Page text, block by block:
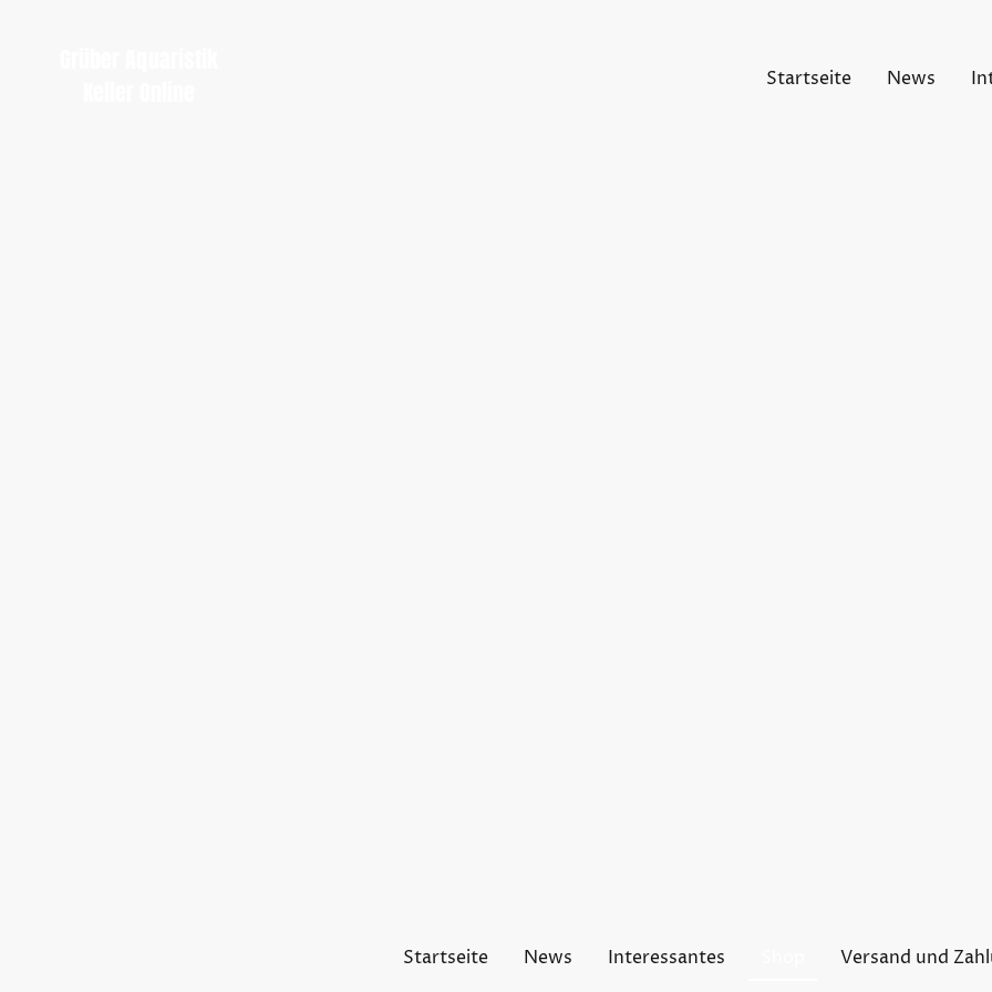
Startseite News
Startseite News Interessantes Versand und